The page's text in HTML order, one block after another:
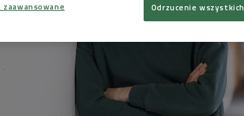
Odrzucenie wszystkich